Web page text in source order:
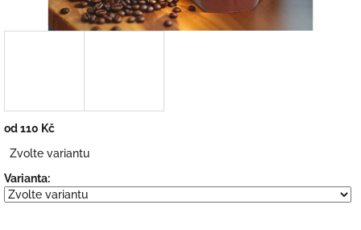
od110 Kč
cena:
Zvolte variantu
Varianta: